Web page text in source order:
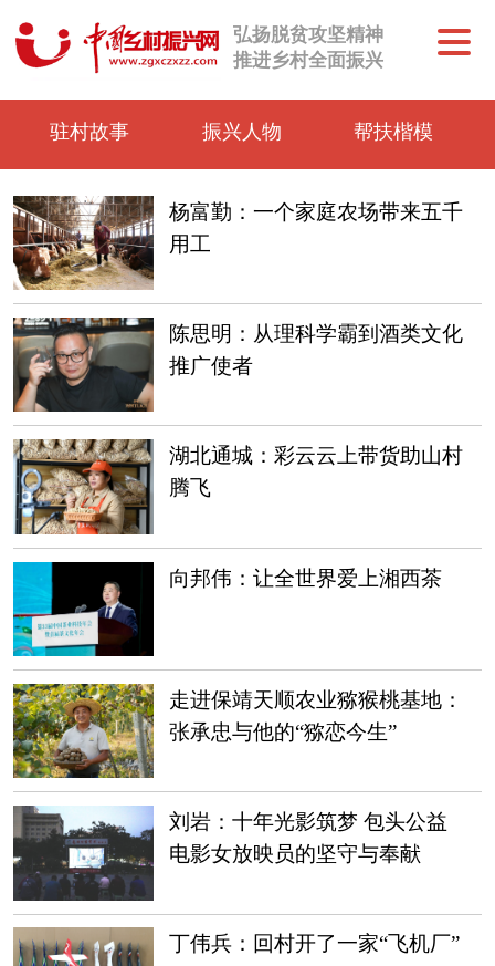
弘扬脱贫攻坚精神
推进乡村全面振兴
驻村故事 振兴人物 帮扶楷模
杨富勤：一个家庭农场带来五千
用工
陈思明：从理科学霸到酒类文化
推广使者
湖北通城：彩云云上带货助山村
腾飞
向邦伟：让全世界爱上湘西茶
走进保靖天顺农业猕猴桃基地：
张承忠与他的“猕恋今生”
刘岩：十年光影筑梦 包头公益
电影女放映员的坚守与奉献
丁伟兵：回村开了一家“飞机厂”